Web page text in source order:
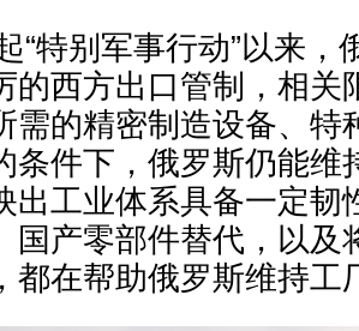
“特别军事行动”以来，
的西方出口管制，相关
需的精密制造设备、特
条件下，俄罗斯仍能维
出工业体系具备一定韧
国产零部件替代，以及
都在帮助俄罗斯维持工